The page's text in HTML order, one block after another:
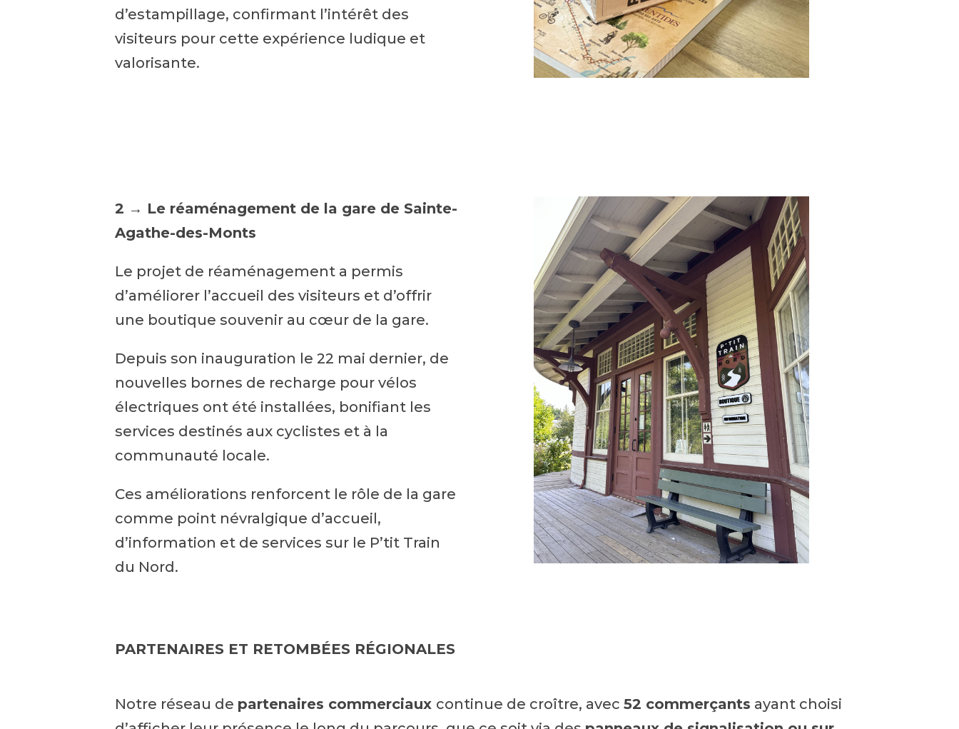
d’estampillage, confirmant l’intérêt des
visiteurs pour cette expérience ludique et
valorisante.
2 → Le réaménagement de la gare de Sainte-
Agathe-des-Monts
Le projet de réaménagement a permis
d’améliorer l’accueil des visiteurs et d’offrir
une boutique souvenir au cœur de la gare.
Depuis son inauguration le 22 mai dernier, de
nouvelles bornes de recharge pour vélos
électriques ont été installées, bonifiant les
services destinés aux cyclistes et à la
communauté locale.
Ces améliorations renforcent le rôle de la gare
comme point névralgique d’accueil,
d’information et de services sur le P’tit Train
du Nord.
PARTENAIRES ET RETOMBÉES RÉGIONALES
Notre réseau de partenaires commerciaux continue de croître, avec52 commerçants ayant choisi